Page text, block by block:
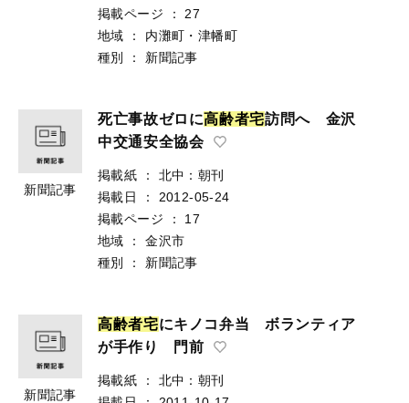
掲載ページ
：
27
地域
：
内灘町・津幡町
種別
： 新聞記事
新聞記事
死亡事故ゼロに高齢者宅訪問へ 金沢
中交通安全協会
掲載紙 ：
北中：朝刊
掲載日
：
2012-05-24
掲載ページ
：
17
地域
：
金沢市
種別
： 新聞記事
新聞記事
高齢者宅にキノコ弁当 ボランティア
が手作り 門前
掲載紙 ：
北中：朝刊